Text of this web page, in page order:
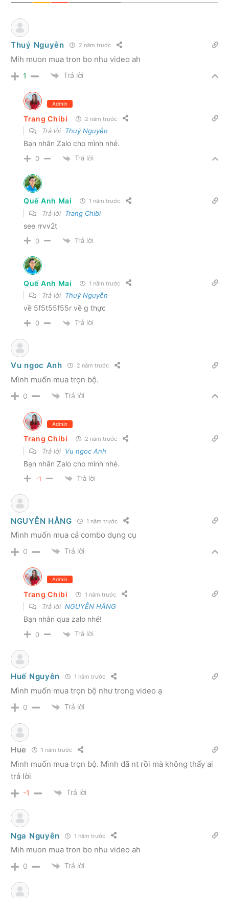
Thuý Nguyễn 2 năm trước
Mih muon mua tron bo nhu video ah
1 Trả lời
Admin
Trang Chibi 2 năm trước
Trả lời Thuý Nguyễn
Bạn nhắn Zalo cho mình nhé.
0 Trả lời
Quế Anh Mai 1 năm trước
Trả lời Trang Chibi
see rrvv2t
0 Trả lời
Quế Anh Mai 1 năm trước
Trả lời Thuý Nguyễn
về 5f5t55f55r về g thực
0 Trả lời
Vu ngoc Anh 2 năm trước
Mình muốn mua trọn bộ.
0 Trả lời
Admin
Trang Chibi 2 năm trước
Trả lời Vu ngoc Anh
Bạn nhắn Zalo cho mình nhé.
-1 Trả lời
NGUYỄN HẰNG 1 năm trước
Mình muốn mua cả combo dụng cụ
0 Trả lời
Admin
Trang Chibi 1 năm trước
Trả lời NGUYỄN HẰNG
Bạn nhắn qua zalo nhé!
0 Trả lời
Huế Nguyễn 1 năm trước
Mình muốn mua trọn bộ như trong video ạ
0 Trả lời
Hue 1 năm trước
Mình muốn mua trọn bộ. Mình đã nt rồi mà không thấy ai
trả lời
-1 Trả lời
Nga Nguyên 1 năm trước
Mih muon mua tron bo nhu video ah
0 Trả lời